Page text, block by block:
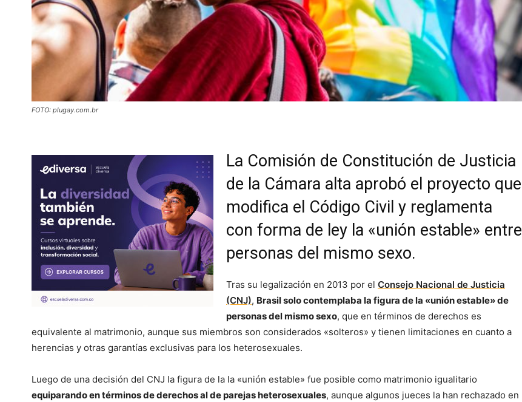
FOTO: plugay.com.br
La Comisión de Constitución de Justicia
de la Cámara alta aprobó el proyecto que
modifica el Código Civil y reglamenta
con forma de ley la «unión estable» entre
personas del mismo sexo.
Tras su legalización en 2013 por el Consejo Nacional de Justicia
(CNJ), Brasil solo contemplaba la figura de la «unión estable» de
personas del mismo sexo, que en términos de derechos es
equivalente al matrimonio, aunque sus miembros son considerados «solteros» y tienen limitaciones en cuanto a
herencias y otras garantías exclusivas para los heterosexuales.
Luego de una decisión del CNJ la figura de la la «unión estable» fue posible como matrimonio igualitario
equiparando en términos de derechos al de parejas heterosexuales, aunque algunos jueces la han rechazado en